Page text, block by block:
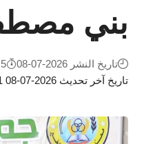
بني
تاريخ آخر تحديث 2026-07-08 7:31 مساءً
تاريخ النشر 2026-07-08 5 د للقراءة